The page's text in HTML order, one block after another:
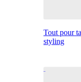
Tout pour
styling